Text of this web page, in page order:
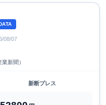
08/07
新聞）
新断プレス